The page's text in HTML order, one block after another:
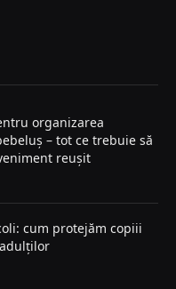
organizarea
– tot ce trebuie să
reușit
cum protejăm copiii